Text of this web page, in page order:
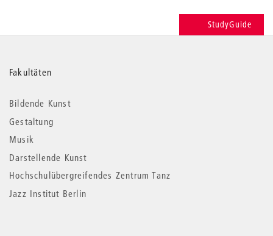
StudyGuide
Weitere
Informationen
Fakultäten
Bildende Kunst
Gestaltung
Musik
Darstellende Kunst
Hochschulübergreifendes Zentrum Tanz
Jazz Institut Berlin